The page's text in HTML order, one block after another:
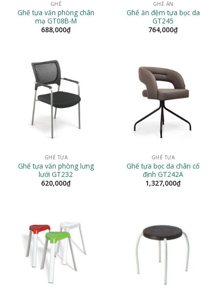
GHẾ
Ghế tựa văn phòng chân
mạ GT08B-M
688,000₫
GHẾ ĂN
Ghế ăn đệm tựa bọc da
GT245
764,000₫
GHẾ TỰA
Ghế tựa văn phòng lưng
lưới GT232
620,000₫
GHẾ TỰA
Ghế tựa bọc da chân cố
định GT242A
1,327,000₫